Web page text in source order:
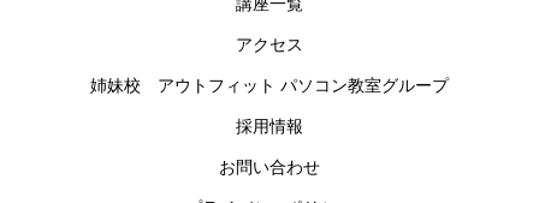
アクセス
姉妹校 アウトフィット パソコン教室グループ
採用情報
お問い合わせ